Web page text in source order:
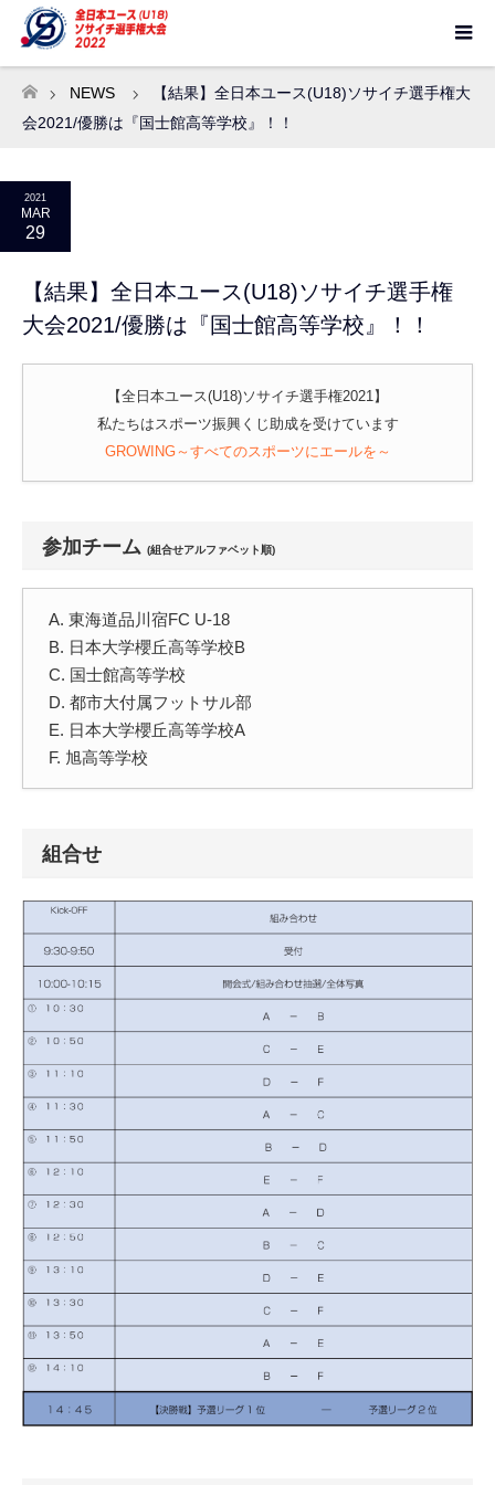
ホーム
NEWS
【結果】全日本ユース(U18)ソサイチ選手権大
会2021/優勝は『国士館高等学校』！！
2021
MAR
29
【結果】全日本ユース(U18)ソサイチ選手権
大会2021/優勝は『国士館高等学校』！！
【全日本ユース(U18)ソサイチ選手権2021】
私たちはスポーツ振興くじ助成を受けています
GROWING～すべてのスポーツにエールを～
参加チーム (組合せアルファベット順)
A. 東海道品川宿FC U-18
B. 日本大学櫻丘高等学校B
C. 国士館高等学校
D. 都市大付属フットサル部
E. 日本大学櫻丘高等学校A
F. 旭高等学校
組合せ